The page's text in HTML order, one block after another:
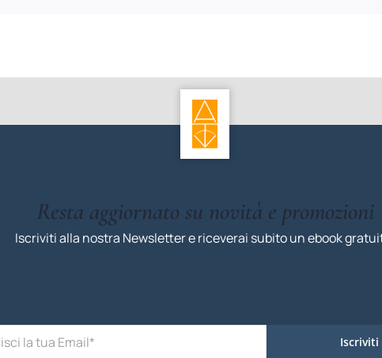
Resta aggiornato su novità e promozioni
Iscriviti alla nostra Newsletter e riceverai subito un ebook
Iscriviti